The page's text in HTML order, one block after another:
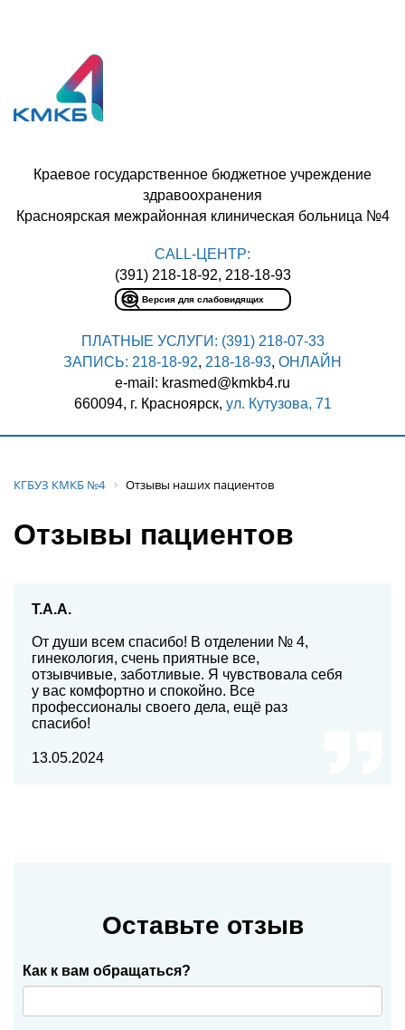
CALL-ЦЕНТР:
(391) 218-18-92, 218-18-93
Версия для слабовидящих
Краевое государственное бюджетное учреждение
здравоохранения
Красноярская межрайонная клиническая больница №4
ПЛАТНЫЕ УСЛУГИ: (391) 218-07-33
ЗАПИСЬ: 218-18-92, 218-18-93, ОНЛАЙН
e-mail: krasmed@kmkb4.ru
660094, г. Красноярск, ул. Кутузова, 71
КГБУЗ КМКБ №4 Отзывы наших пациентов
Отзывы пациентов
Т.А.А.
От души всем спасибо! В отделении № 4,
гинекология, счень приятные все,
отзывчивые, заботливые. Я чувствовала себя
у вас комфортно и спокойно. Все
профессионалы своего дела, ещё раз
спасибо!
13.05.2024
Оставьте отзыв
Как к вам обращаться?